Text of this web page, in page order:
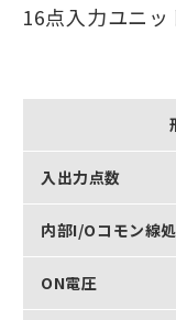
16点入力ユニッ
入出力点数
内部I/Oコモン線
ON電圧